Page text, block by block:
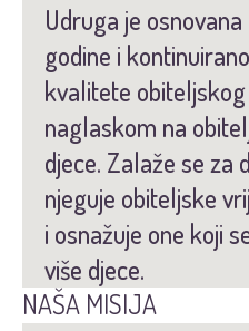
Udruga je
godine i
kvalitete
naglaskom na
djece. Zalaže se za
njeguje obiteljske
i osnažuje one koji
više djece.
NAŠA MISIJA